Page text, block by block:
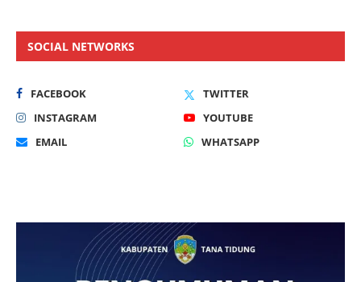
SOCIAL NETWORKS
FACEBOOK
TWITTER
INSTAGRAM
YOUTUBE
EMAIL
WHATSAPP